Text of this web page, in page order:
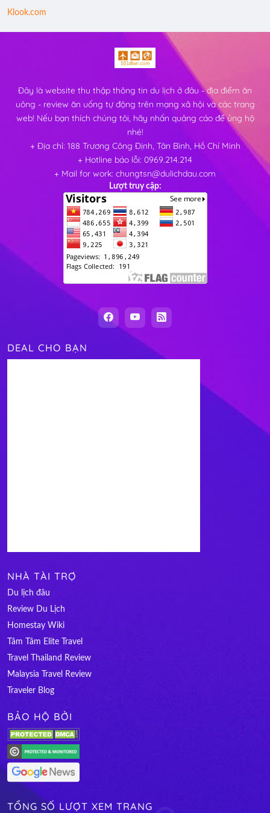
Klook.com
Đây là website thu thập thông tin du lịch ở đâu - địa điểm ăn
uông - review ăn uống tự động trên mạng xã hội và các trang
web! Nếu bạn thích chúng tôi, hãy nhấn quảng cáo để ủng hộ
nhé!
+ Địa chỉ: 188 Trương Công Định, Tân Bình, Hồ Chí Minh
+ Hotline báo lỗi: 0969.214.214
+ Mail for work: chungtsn@dulichdau.com
Lượt truy cập:
DEAL CHO BẠN
NHÀ TÀI TRỢ
Du lịch đâu
Review Du Lịch
Homestay Wiki
Tâm Tâm Elite Travel
Travel Thailand Review
Malaysia Travel Review
Traveler Blog
BẢO HỘ BỞI
TỔNG SỐ LƯỢT XEM TRANG